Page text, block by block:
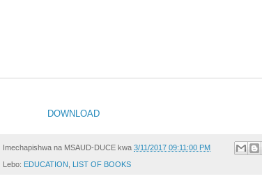
DOWNLOAD
Imechapishwa na MSAUD-DUCE kwa 3/11/2017 09:11:00 PM
Lebo: EDUCATION, LIST OF BOOKS